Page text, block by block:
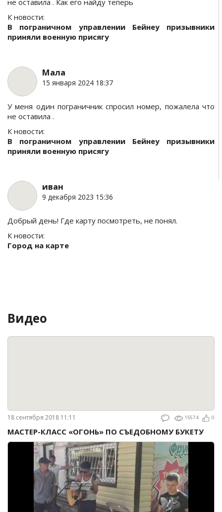
не оставила . Как его найду теперь
К новости:
В пограничном управлении Бейнеу призывники
приняли военную присягу
Мала
15 января 2024 18:37
У меня один пограничник спросил номер, пожалела что
не оставила .
К новости:
В пограничном управлении Бейнеу призывники
приняли военную присягу
иван
9 декабря 2023 15:36
Добрый день! Где карту посмотреть, не понял.
К новости:
Город на карте
Видео
18 сентября 2018 11:11 15574 0
МАСТЕР-КЛАСС «ОГОНЬ» ПО СЪЕДОБНОМУ БУКЕТУ